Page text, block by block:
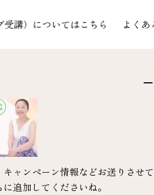
についてはこちら よくあるご
ャンペーン情報などお送りさせて
追加してくださいね。